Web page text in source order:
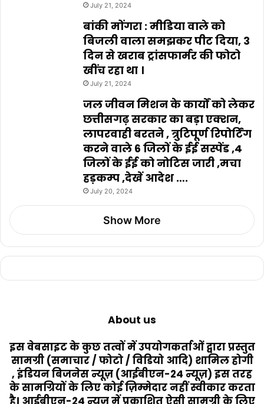
July 21, 2024
बांकी मोंगरा : मीडिया वाले को
बिजली वाला समझकर पीट दिया, 3
दिन से खराब ट्रांसफार्मर की फोटो
खींच रहा था ।
July 21, 2024
जल जीवन मिशन के कार्यों को लेकर
छत्तीसगढ़ सरकार का बड़ा एक्शन,
लापरवाही बरतने , त्रुटिपूर्ण रिपोर्टिंग
करने वाले 6 जिलों के ईई सस्पेंड ,4
जिलों के ईई को नोटिस जारी ,मचा
हड़कम्प ,देखें आदेश ….
July 20, 2024
Show More
About us
इस वेबसाइट के कुछ तत्वों में उपयोगकर्ताओं द्वारा प्रस्तुत
सामग्री (समाचार / फोटो / विडियो आदि) शामिल होगी
, इंडियन बिजनेस न्यूज़ (आईबीएन-24 न्यूज़) इस तरह
के सामग्रियों के लिए कोई ज़िम्मेदार नहीं स्वीकार करता
है। आईबीएन-24 न्यूज़ में प्रकाशित ऐसी सामग्री के लिए